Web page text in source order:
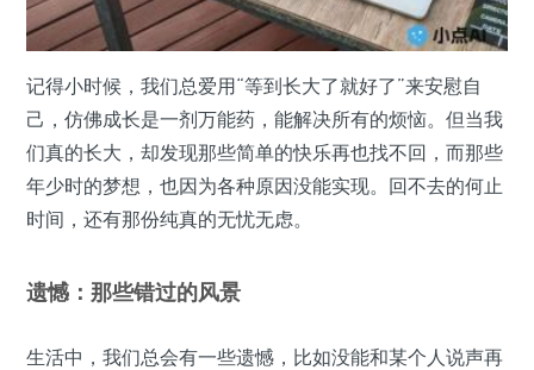
记得小时候，我们总爱用“等到长大了就好了”来安慰自
己，仿佛成长是一剂万能药，能解决所有的烦恼。但当我
们真的长大，却发现那些简单的快乐再也找不回，而那些
年少时的梦想，也因为各种原因没能实现。回不去的何止
时间，还有那份纯真的无忧无虑。
遗憾：那些错过的风景
生活中，我们总会有一些遗憾，比如没能和某个人说声再